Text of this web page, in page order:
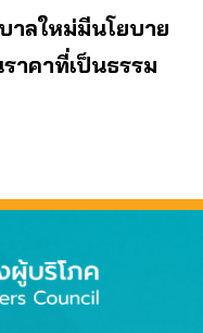
าลใหม่มีนโยบาย
าคาที่เป็นธรรม